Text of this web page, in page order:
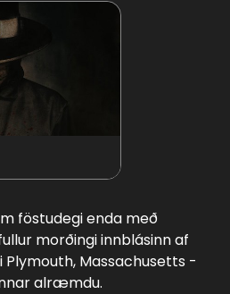
föstudegi enda með
morðingi innblásinn af
Massachusetts -
alræmdu.